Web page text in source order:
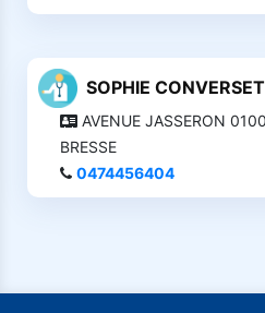
SOPHIE
AVENUE JASSERON
BRESSE
0474456404